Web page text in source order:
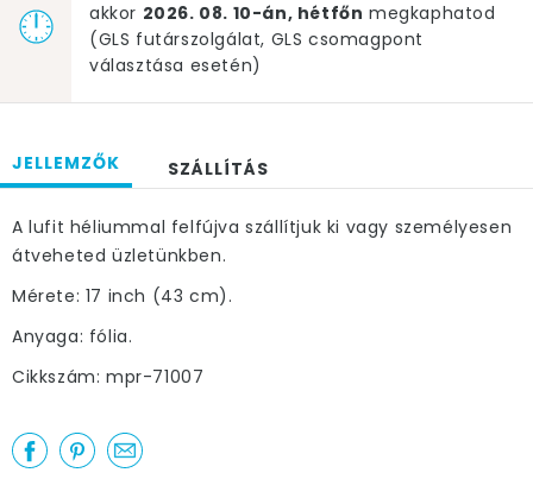
akkor 2026. 08. 10-án, hétfőn megkaphatod
(GLS futárszolgálat, GLS csomagpont
választása esetén)
JELLEMZŐK SZÁLLÍTÁS
A lufit héliummal felfújva szállítjuk ki vagy személyesen
átveheted üzletünkben.
Mérete: 17 inch (43 cm).
Anyaga: fólia.
Cikkszám: mpr-71007